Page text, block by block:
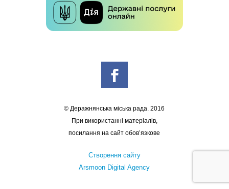
© Деражнянська міська рада. 2016
При використанні матеріалів,
посилання на сайт обов’язкове
Створення сайту
Arsmoon Digital Agency